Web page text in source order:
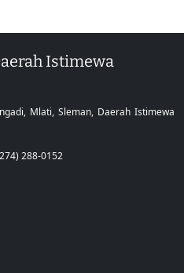
Istimewa
Mlati, Sleman, Daerah Istimewa
288-0152